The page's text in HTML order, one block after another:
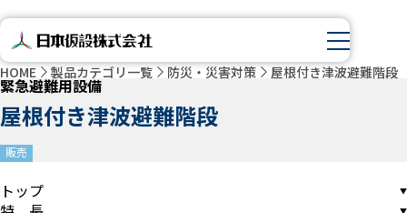
HOME 製品カテゴリ一覧 防災・災害対策 屋根付き津波避難階段
緊急避難用設備
屋根付き津波避難階段
販売
トップ